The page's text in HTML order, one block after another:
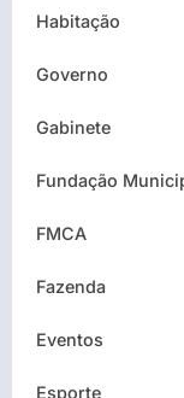
Habitação
Governo
Gabinete
Fundação
FMCA
Fazenda
Eventos
Esporte